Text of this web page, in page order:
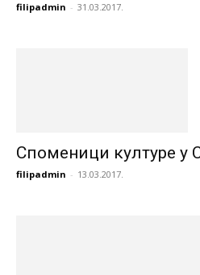
filipadmin - 31.03.2017.
Споменици културе у
filipadmin - 13.03.2017.